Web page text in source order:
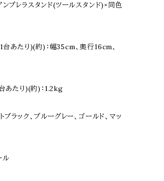
ブレラスタンド(ツールスタンド)×同色
あたり)(約)：幅35cm、奥行16cm、
たり)(約)：1.2kg
ブラック、ブルーグレー、ゴールド、マッ
ル